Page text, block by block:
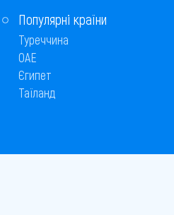
Популярні країни
Туреччина
ОАЕ
Єгипет
Таїланд